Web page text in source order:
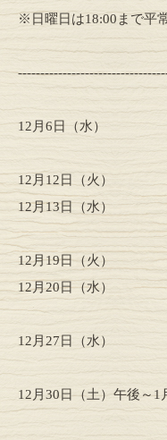
※日曜日は18:00まで平
12月6日（水）
12月12日（火）
12月13日（水）
12月19日（火）
12月20日（水）
12月27日（水）
12月30日（土）午後～1